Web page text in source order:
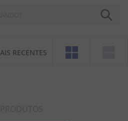
RECENTES
1º
chocolate